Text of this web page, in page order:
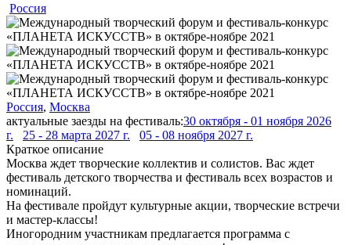
Россия
Россия, Москва
актуальные заезды на фестиваль:30 октября - 01 ноября 2026
г.
25 - 28 марта 2027 г.
05 - 08 ноября 2027 г.
Краткое описание
Москва ждет творческие коллектив и солистов. Вас ждет
фестиваль детского творчества и фестиваль всех возрастов и
номинаций.
На фестивале пройдут культурные акции, творческие встречи
и мастер-классы!
Иногородним участникам предлагается программа с